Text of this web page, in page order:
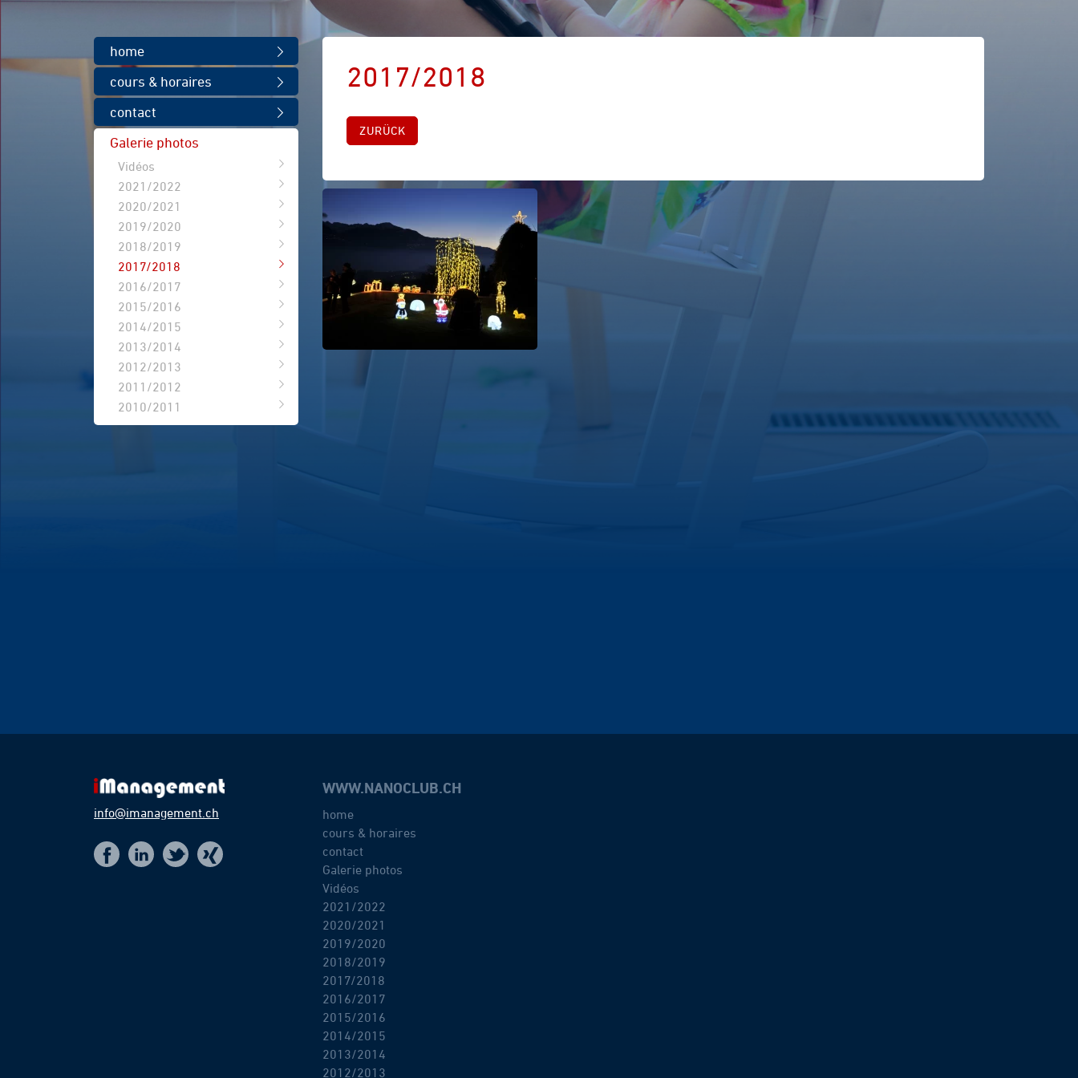
home
cours & horaires
contact
Galerie photos
Vidéos
2021/2022
2020/2021
2019/2020
2018/2019
2017/2018
2016/2017
2015/2016
2014/2015
2013/2014
2012/2013
2011/2012
2010/2011
2017/2018
ZURÜCK
info@imanagement.ch
f i t x
WWW.NANOCLUB.CH
home
cours & horaires
contact
Galerie photos
Vidéos
2021/2022
2020/2021
2019/2020
2018/2019
2017/2018
2016/2017
2015/2016
2014/2015
2013/2014
2012/2013